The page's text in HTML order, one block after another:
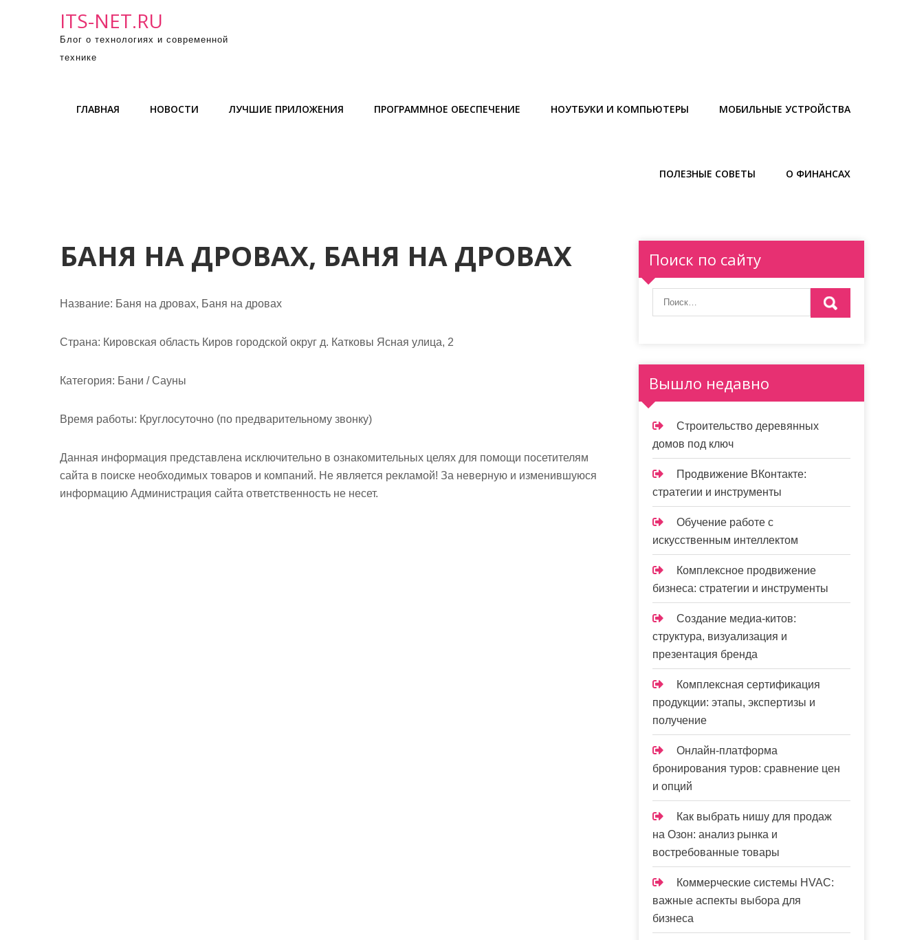
ITS-NET.RU
Блог о технологиях и современной
технике
ГЛАВНАЯ НОВОСТИ ЛУЧШИЕ ПРИЛОЖЕНИЯ ПРОГРАММНОЕ ОБЕСПЕЧЕНИЕ НОУТБУКИ И КОМПЬЮТЕРЫ МОБИЛЬНЫЕ УСТРОЙСТВА
ПОЛЕЗНЫЕ СОВЕТЫ О ФИНАНСАХ
БАНЯ НА ДРОВАХ, БАНЯ НА ДРОВАХ
Название: Баня на дровах, Баня на дровах
Страна: Кировская область Киров городской округ д. Катковы Ясная улица, 2
Категория: Бани / Сауны
Время работы: Круглосуточно (по предварительному звонку)
Данная информация представлена исключительно в ознакомительных целях для помощи посетителям
сайта в поиске необходимых товаров и компаний. Не является рекламой! За неверную и изменившуюся
информацию Администрация сайта ответственность не несет.
Поиск по сайту
Вышло недавно
Строительство деревянных
домов под ключ
Продвижение ВКонтакте:
стратегии и инструменты
Обучение работе с
искусственным интеллектом
Комплексное продвижение
бизнеса: стратегии и инструменты
Создание медиа-китов:
структура, визуализация и
презентация бренда
Комплексная сертификация
продукции: этапы, экспертизы и
получение
Онлайн-платформа
бронирования туров: сравнение цен
и опций
Как выбрать нишу для продаж
на Озон: анализ рынка и
востребованные товары
Коммерческие системы HVAC:
важные аспекты выбора для
бизнеса